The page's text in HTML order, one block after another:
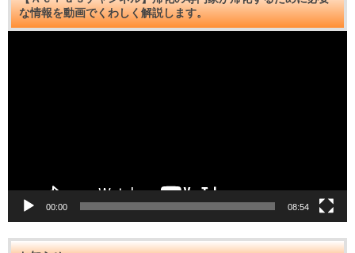
な情報を動画でくわしく解説します。
00:00 08:54